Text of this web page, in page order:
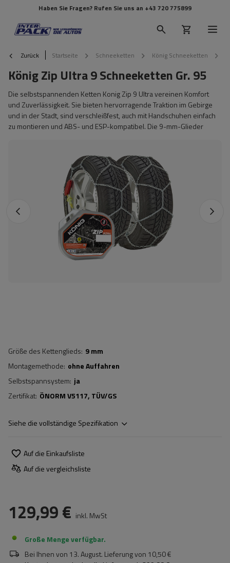
Haben Sie Fragen? Rufen Sie uns an +43 720 775899
Zurück Startseite Schneeketten König Schneeketten
König Zip Ultra 9 Schneeketten Gr. 95
Die selbstspannenden Ketten Konig Zip 9 Ultra vereinen Komfort
und Zuverlässigkeit. Sie bieten hervorragende Traktion im Gebirge
und in der Stadt, sind verschleißfest, auch mit Handschuhen einfach
zu montieren und ABS- und ESP-kompatibel. Die 9-mm-Glieder
Größe des Kettenglieds 9 mm
Montagemethode ohne Auffahren
Selbstspannsystem ja
Zertifikat ÖNORM V5117 TÜV/GS
Siehe die vollständige Spezifikation
Auf die Einkaufsliste
Auf die vergleichsliste
129,99 € inkl. MwSt
Große Menge verfügbar
Bei Ihnen von 13. August. Lieferung von 10,50 €